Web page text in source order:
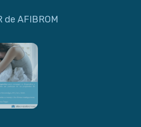
de AFIBROM